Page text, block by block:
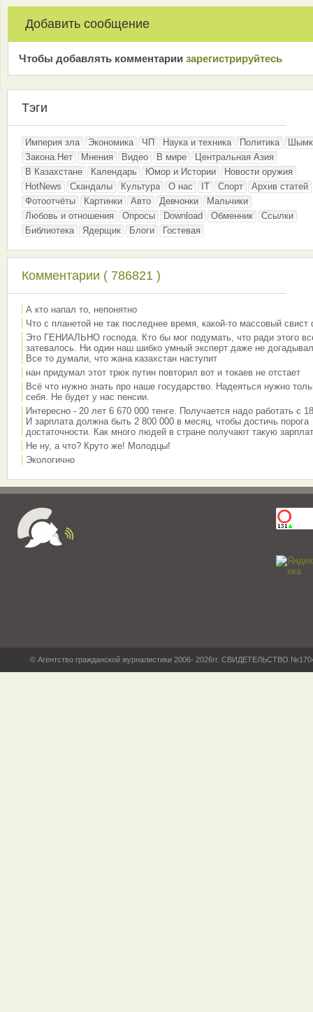
Добавить сообщение
Чтобы добавлять комментарии зарeгиcтрирyйтeсь
Тэги
Империя зла Экономика ЧП Наука и техника Политика
Закона.Нет
Мнения Видео В мире
Центральная Азия
В Казахстане
Календарь Юмор и Истории
Новости оружия
HotNews
Скандалы Культура О нас IT Спорт
Архив статей
Фотоотчёты
Картинки Авто Девчонки
Мальчики
Любовь и отношения
Опросы Download Обменник
Ссылки
Библиотека
Ядерщик Блоги Гостевая
Комментарии ( 786821 )
А кто напал то, непонятно
Что с планетой не так последнее время, какой-то массовый свист
Это ГЕНИАЛЬНО господа. Кто бы мог подумать, что ради этого
затевалось. Ни один наш шибко умный эксперт даже не
Все то думали, что жана казахстан наступит
нан придумал этот трюк путин повторил вот и токаев не отстает
Всё что нужно знать про наше государство. Надеяться нужно
себя. Не будет у нас пенсии.
Интересно - 20 лет 6 670 000 тенге. Получается надо работать с
И зарплата должна быть 2 800 000 в месяц, чтобы достичь порога
достаточности. Как много людей в стране получают такую
Не ну, а что? Круто же! Молодцы!
Экологично
© Агентство гражданской журналистики 2006- 2026гг. СВИДЕТЕЛЬСТВО